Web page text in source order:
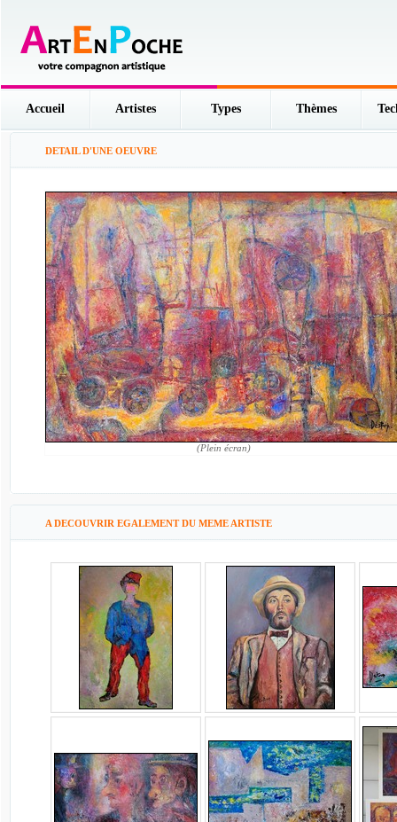
Accueil Artistes Types Thèmes
DETAIL D'UNE OEUVRE
(Plein écran)
A DECOUVRIR EGALEMENT DU MEME ARTISTE